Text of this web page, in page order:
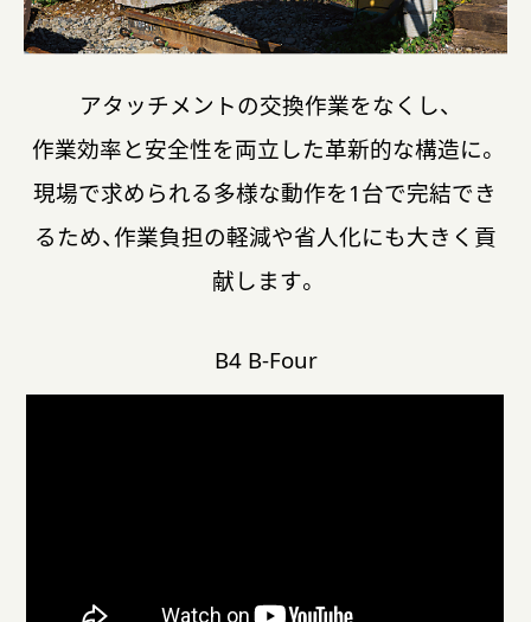
アタッチメントの交換作業をなくし、
作業効率と安全性を両立した革新的な構造に。
現場で求められる多様な動作を1台で完結でき
るため、作業負担の軽減や省人化にも大きく貢
献します。
B4 B-Four